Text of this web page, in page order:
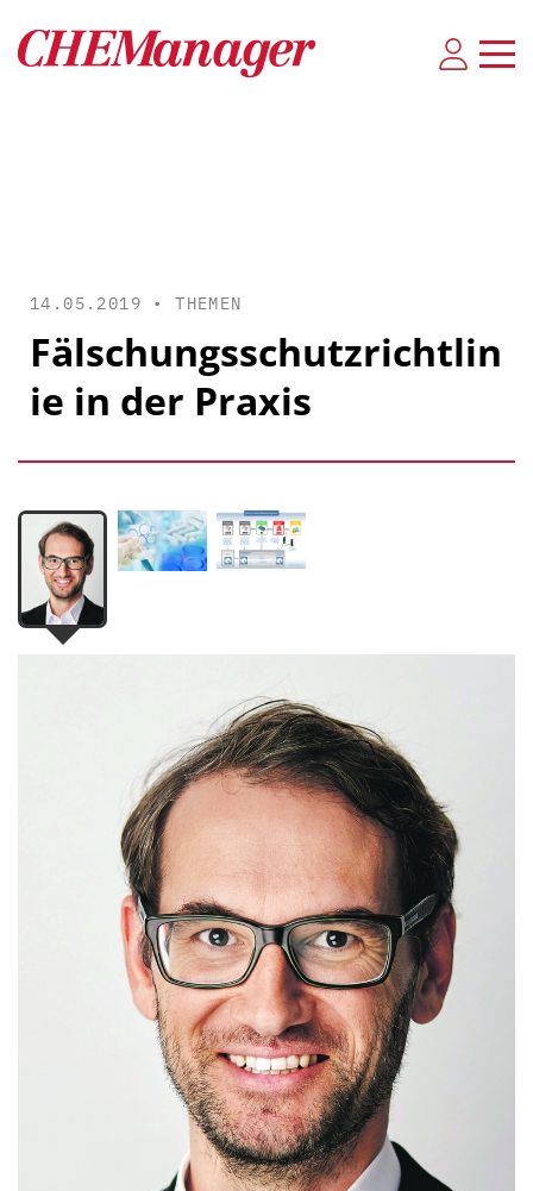
14.05.2019 •THEMEN
Fälschungsschutzrichtlin
ie in der Praxis